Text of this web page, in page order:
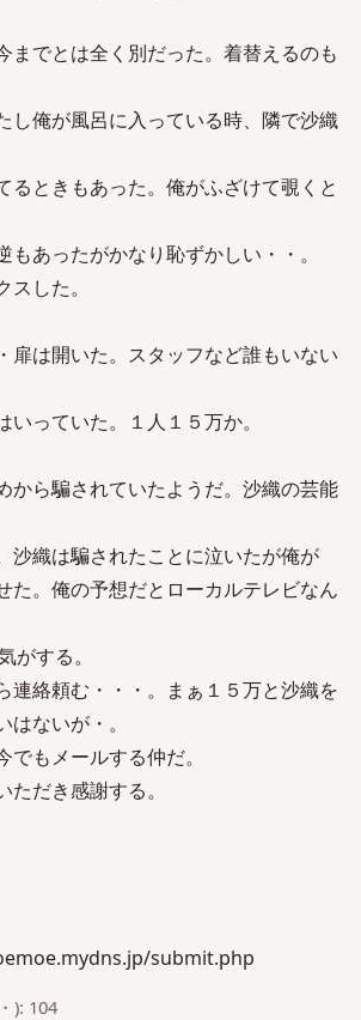
までとは全く別だった。着替えるのも
し俺が風呂に入っている時、隣で沙織
るときもあった。俺がふざけて覗くと
もあったがかなり恥ずかしい・・。
した。
扉は開いた。スタッフなど誰もいない
っていた。１人１５万か。
から騙されていたようだ。沙織の芸能
沙織は騙されたことに泣いたが俺が
た。俺の予想だとローカルテレビなん
がする。
連絡頼む・・・。まぁ１５万と沙織を
ないが・。
もメールする仲だ。
だき感謝する。
submit.php
): 104